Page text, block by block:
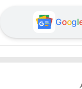
Googl